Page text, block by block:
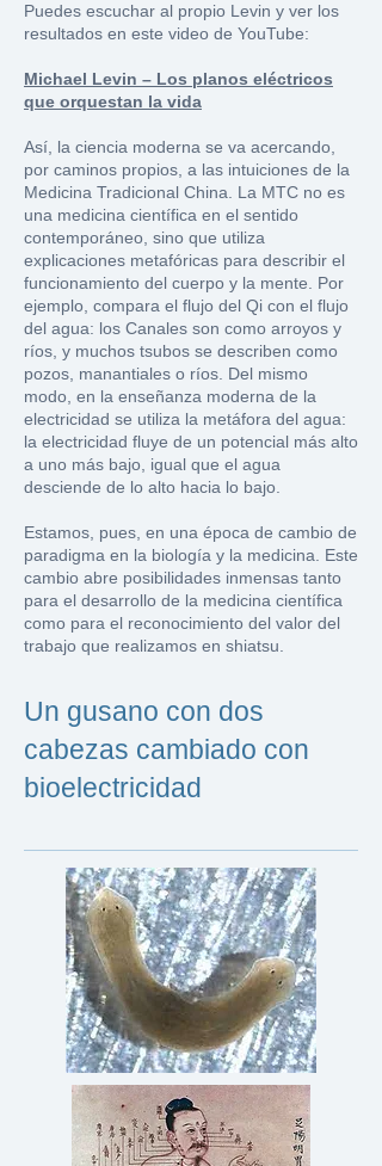
Puedes escuchar al propio Levin y ver los
resultados en este video de YouTube:
Michael Levin – Los planos eléctricos
que orquestan la vida
Así, la ciencia moderna se va acercando,
por caminos propios, a las intuiciones de la
Medicina Tradicional China. La MTC no es
una medicina científica en el sentido
contemporáneo, sino que utiliza
explicaciones metafóricas para describir el
funcionamiento del cuerpo y la mente. Por
ejemplo, compara el flujo del Qi con el flujo
del agua: los Canales son como arroyos y
ríos, y muchos tsubos se describen como
pozos, manantiales o ríos. Del mismo
modo, en la enseñanza moderna de la
electricidad se utiliza la metáfora del agua:
la electricidad fluye de un potencial más alto
a uno más bajo, igual que el agua
desciende de lo alto hacia lo bajo.
Estamos, pues, en una época de cambio de
paradigma en la biología y la medicina. Este
cambio abre posibilidades inmensas tanto
para el desarrollo de la medicina científica
como para el reconocimiento del valor del
trabajo que realizamos en shiatsu.
Un gusano con dos
cabezas cambiado con
bioelectricidad